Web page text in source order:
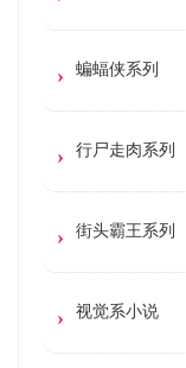
蝙蝠侠系列
行尸走肉系列
街头霸王系列
视觉系小说